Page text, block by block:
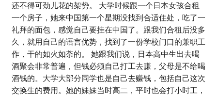
还不得可劲儿花的架势。 大学时候跟一个日本女孩合租
一个房子，她来中国第一个星期没找到合适住处，吃了一
礼拜的面包，感觉自己要挂在中国了。跟我们合租后没多
久，就用自己的语言优势，找到了一份学校门口的兼职工
作，干的如火如荼的。 她跟我们说，日本高中生出去喝
酒聚会非常普遍，但钱必须自己打工去赚，父母是不给喝
酒钱的。大学大部分同学也是自己去赚钱，包括自己这次
交换生的费用。她的妹妹当时高二，平时也会打小时工，